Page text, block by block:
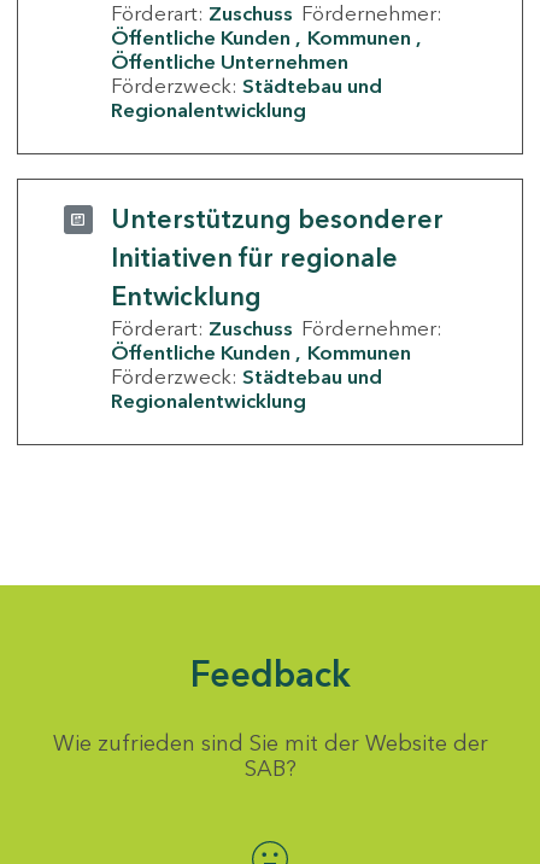
Förderart: Zuschuss Fördernehmer:
Öffentliche Kunden
Kommunen
Öffentliche Unternehmen
Förderzweck: Städtebau und
Regionalentwicklung
Unterstützung besonderer
Initiativen für regionale
Entwicklung
Förderart: Zuschuss Fördernehmer:
Öffentliche Kunden
Kommunen
Förderzweck: Städtebau und
Regionalentwicklung
Feedback
Wie zufrieden sind Sie mit der Website der
SAB?
Bewertung auswählen